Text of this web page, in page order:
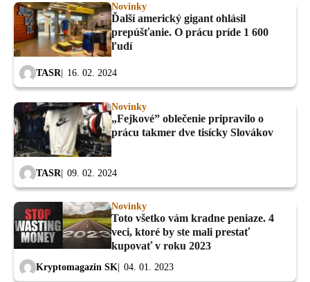
Novinky
Ďalší americký gigant ohlásil
prepúšťanie. O prácu príde 1 600
ľudí
TASR 16. 02. 2024
Novinky
„Fejkové” oblečenie pripravilo o
prácu takmer dve tisícky Slovákov
TASR 09. 02. 2024
Novinky
Toto všetko vám kradne peniaze. 4
veci, ktoré by ste mali prestať
kupovať v roku 2023
Kryptomagazin SK 04. 01. 2023